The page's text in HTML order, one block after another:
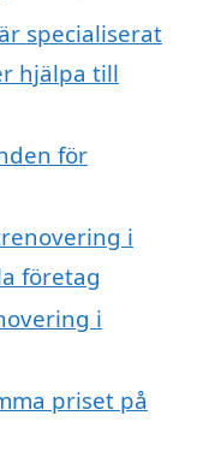
specialiserat
hjälpa till
för
i
företag
i
priset på